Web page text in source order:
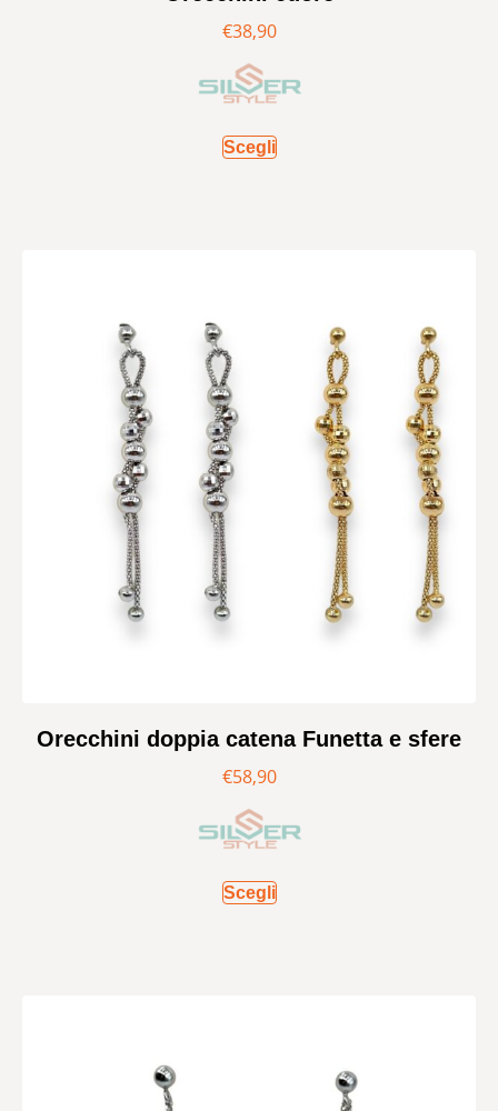
€38,90
Scegli
Orecchini doppia catena Funetta e sfere
€58,90
Scegli